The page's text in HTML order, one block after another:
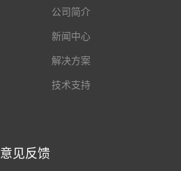
公司简介
新闻中心
解决方案
技术支持
意见反馈